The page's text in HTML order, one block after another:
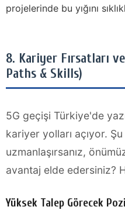
projelerinde bu yığını
8. Kariyer Fırsatları
Paths & Skills)
5G geçişi Türkiye'de
kariyer yolları açıyor.
uzmanlaşırsanız,
avantaj elde edersiniz?
Yüksek Talep Görecek